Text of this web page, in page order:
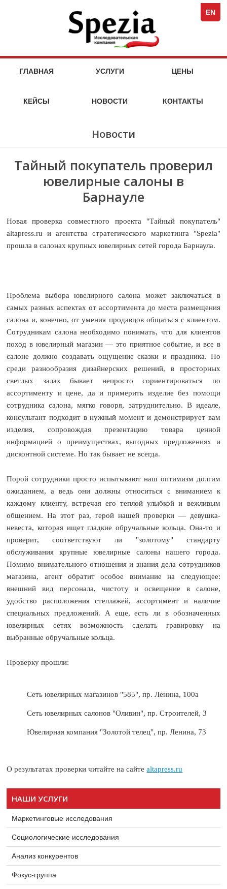
ГЛАВНАЯ
УСЛУГИ
ЦЕНЫ
КЕЙСЫ НОВОСТИ КОНТАКТЫ
Full-
EN
Новости
Тайный покупатель проверил
ювелирные салоны в
Барнауле
Новая проверка совместного проекта "Тайный покупатель"
altapress.ru и агентства стратегического маркетинга "Spezia"
прошла в салонах крупных ювелирных сетей города Барнаула.
Проблема выбора ювелирного салона может заключаться в
самых разных аспектах от ассортимента до места размещения
салона и, конечно, от умения продавцов общаться с клиентом.
Сотрудникам салона необходимо понимать, что для клиентов
поход в ювелирный магазин — это приятное событие, и все в
салоне должно создавать ощущение сказки и праздника. Но
среди разнообразия дизайнерских решений, в просторных
светлых залах бывает непросто сориентироваться по
ассортименту и цене, да и примерить изделие без помощи
сотрудника салона, мягко говоря, затруднительно. В идеале,
консультант подходит в нужный момент и демонстрирует вам
изделия, сопровождая презентацию товара ценной
информацией о преимуществах, выгодных предложениях и
дисконтной системе. Но так бывает не всегда.
Порой сотрудники просто испытывают наш оптимизм долгим
ожиданием, а ведь они должны относиться с вниманием к
каждому клиенту, встречая его теплой улыбкой и вежливым
общением. На этот раз, герой нашей проверки — девушка-
невеста, которая ищет гладкие обручальные кольца. Она-то и
проверит, соответствуют ли "золотому" стандарту
обслуживания крупные ювелирные салоны нашего города.
Помимо внимательного отношения и знания дела сотрудников
магазина, агент обратит особое внимание на следующее:
внешний вид персонала, чистоту и освещение в салоне,
удобство расположения стеллажей, ассортимент и наличие
специальных предложений. А еще, есть ли в обозначенных
ювелирных сетях возможность сделать гравировку на
выбранные обручальные кольца.
Проверку прошли:
Сеть ювелирных магазинов "585", пр. Ленина, 100а
Сеть ювелирных салонов "Оливин", пр. Строителей, 3
Ювелирная компания "Золотой телец", пр. Ленина, 73
О результатах проверки читайте на сайтеaltapress.ru
НАШИ УСЛУГИ
Маркетинговые исследования
Социологические исследования
Анализ конкурентов
Фокус-группа
услуг